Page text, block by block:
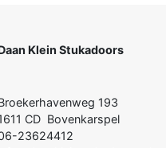
Klein Stukadoors
193
CD Bovenkarspel
23624412